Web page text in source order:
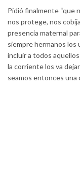
Pidió finalmente “que
nos protege, nos
presencia maternal
siempre hermanos
incluir a todos
la corriente los va
seamos entonces una